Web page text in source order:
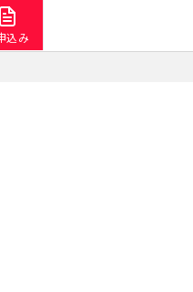
込み